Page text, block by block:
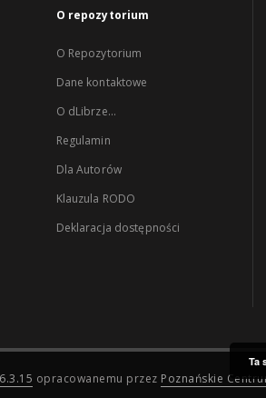
O repozytorium
O Repozytorium
Dane kontaktowe
O dLibrze...
Regulamin
Dla Autorów
Klauzula RODO
Deklaracja dostępności
opracowanemu przez Poznańskie
Ta